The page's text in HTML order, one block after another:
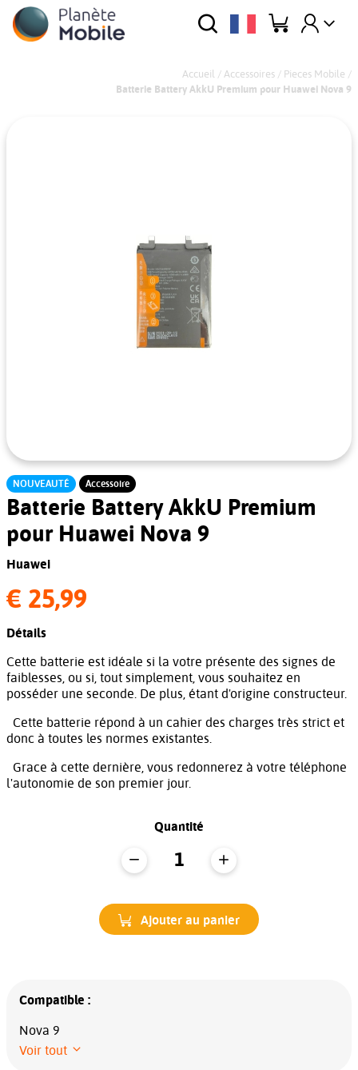
Accueil / Accessoires / Pieces Mobile /
Batterie Battery AkkU Premium pour Huawei Nova 9
NOUVEAUTÉ Accessoire
Batterie Battery AkkU Premium
pour Huawei Nova 9
Huawei
€ 25,99
Détails
Cette batterie est idéale si la votre présente des signes de
faiblesses, ou si, tout simplement, vous souhaitez en
posséder une seconde. De plus, étant d'origine constructeur.
Cette batterie répond à un cahier des charges très strict et
donc à toutes les normes existantes.
Grace à cette dernière, vous redonnerez à votre téléphone
l'autonomie de son premier jour.
Quantité
Ajouter au panier
Compatible :
Nova 9
Voir tout